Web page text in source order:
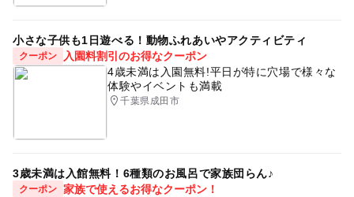
小さな子供も1日遊べる！動物ふれあいやアクティビティ
クーポン
入園料割引のお得なクーポン
4歳未満は入園無料!平日が特に穴場で様々な
体験やイベントも満載
千葉県成田市
3歳未満は入館無料！6種類のお風呂で家族団らん♪
クーポン 家族で使えるお得なクーポン！